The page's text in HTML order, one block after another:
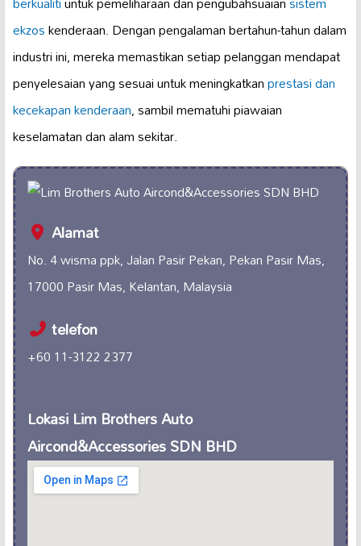
ekzoskenderaan. Dengan pengalaman bertahun-tahun dalam
industri ini, mereka memastikan setiap pelanggan mendapat
penyelesaian yang sesuai untuk meningkatkanprestasi dan
kecekapan kenderaan, sambil mematuhi piawaian
keselamatan dan alam sekitar.
Alamat
No. 4 wisma ppk, Jalan Pasir Pekan, Pekan Pasir Mas,
17000 Pasir Mas, Kelantan, Malaysia
telefon
+60 11-3122 2377
Lokasi Lim Brothers Auto
Aircond&Accessories SDN BHD